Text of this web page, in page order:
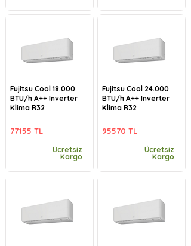
Fujitsu Cool 18.000
BTU/h A++ Inverter
Klima R32
77155 TL
Ücretsiz
Kargo
Fujitsu Cool 24.000
BTU/h A++ Inverter
Klima R32
95570 TL
Ücretsiz
Kargo